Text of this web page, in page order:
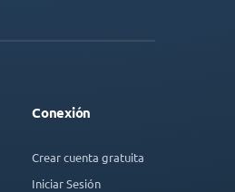
Conexión
Crear cuenta gratuita
Iniciar Sesión